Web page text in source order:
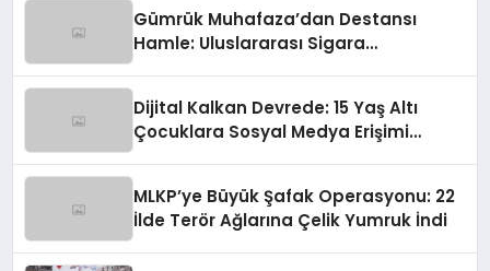
Gümrük Muhafaza’dan Destansı
Hamle: Uluslararası Sigara
Dijital Kalkan Devrede: 15 Yaş Altı
Çocuklara Sosyal Medya Erişimi
MLKP’ye Büyük Şafak Operasyonu: 22
İlde Terör Ağlarına Çelik Yumruk İndi